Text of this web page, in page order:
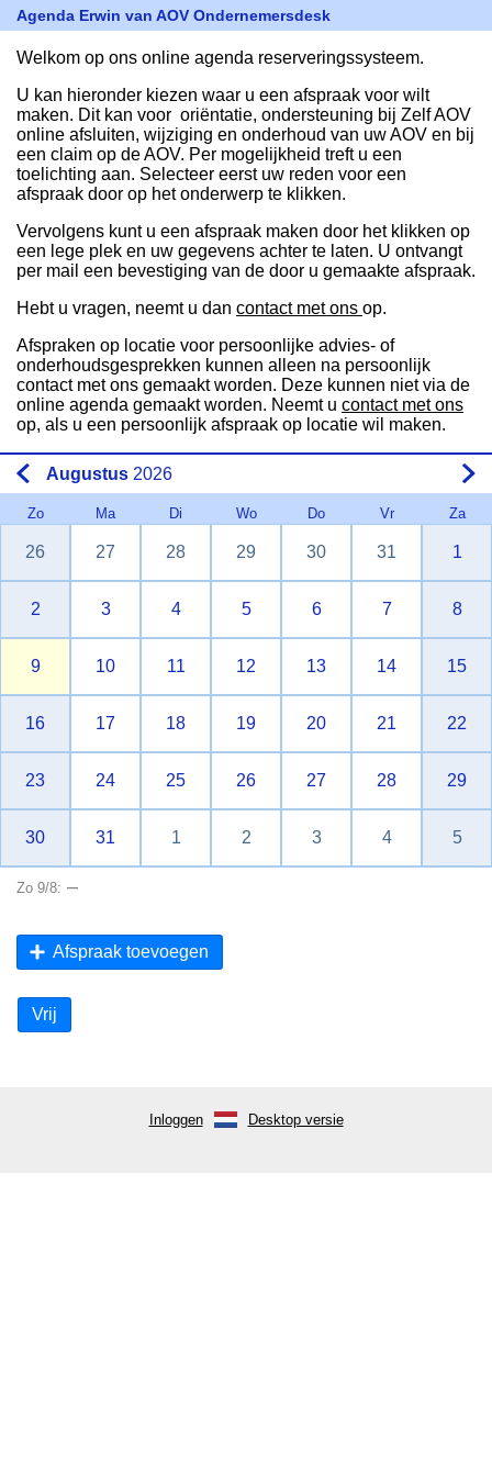
Agenda Erwin van AOV Ondernemersdesk
Welkom op ons online agenda reserveringssysteem.
U kan hieronder kiezen waar u een afspraak voor wilt
maken. Dit kan voor oriëntatie, ondersteuning bij Zelf AOV
online afsluiten, wijziging en onderhoud van uw AOV en bij
een claim op de AOV. Per mogelijkheid treft u een
toelichting aan. Selecteer eerst uw reden voor een
afspraak door op het onderwerp te klikken.
Vervolgens kunt u een afspraak maken door het klikken op
een lege plek en uw gegevens achter te laten. U ontvangt
per mail een bevestiging van de door u gemaakte afspraak.
Hebt u vragen, neemt u dan contact met ons op.
Afspraken op locatie voor persoonlijke advies- of
onderhoudsgesprekken kunnen alleen na persoonlijk
contact met ons gemaakt worden. Deze kunnen niet via de
online agenda gemaakt worden. Neemt u contact met ons
op, als u een persoonlijk afspraak op locatie wil maken.
Augustus 2026
Zo Ma Di Wo Do Vr Za
26 27 28 29 30 31 1
2 3 4 5 6 7 8
9 10 11 12 13 14 15
16 17 18 19 20 21 22
23 24 25 26 27 28 29
30 31 1 2 3 4 5
Zo 9/8: –
Afspraak toevoegen
Vrij
Inloggen Desktop versie